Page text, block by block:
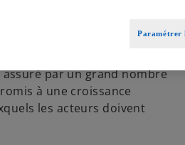
économie. Dans ce
par un grand nombre
à une croissance
les acteurs doivent
Paramétrer